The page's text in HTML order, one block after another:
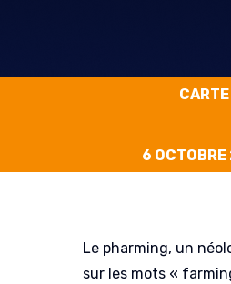
CARTE
6 OCTOBRE
Le pharming, un
sur les mots «